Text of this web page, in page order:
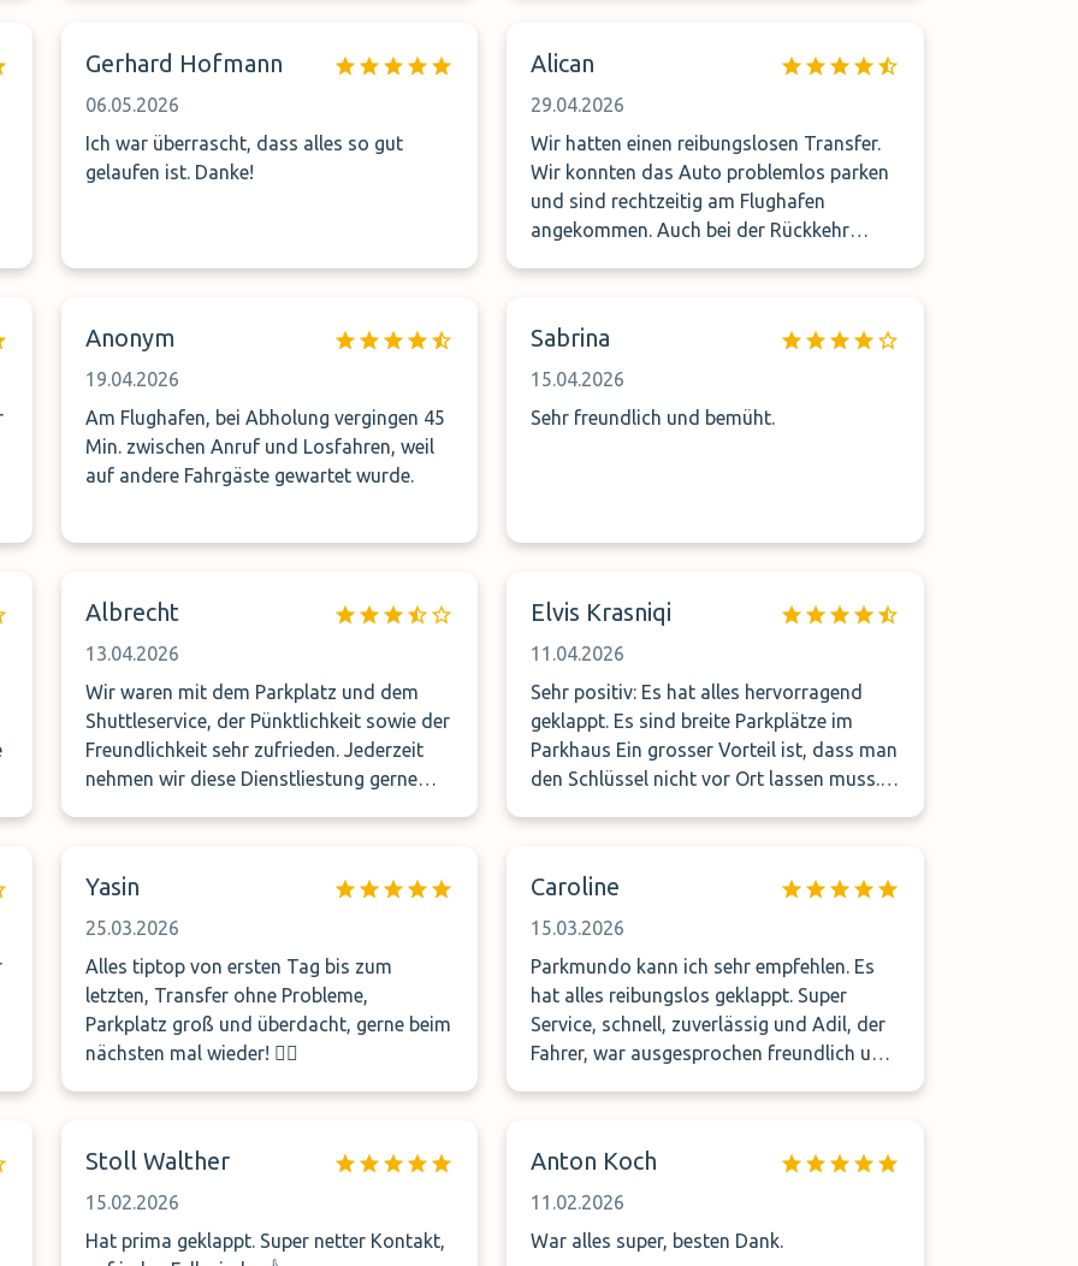
Gerhard Hofmann
06.05.2026
Ich war überrascht, dass alles so gut
gelaufen ist. Danke!
Alican
29.04.2026
Wir hatten einen reibungslosen Transfer.
Wir konnten das Auto problemlos parken
und sind rechtzeitig am Flughafen
angekommen. Auch bei der Rückkehr
Anonym
19.04.2026
Am Flughafen, bei Abholung vergingen 45
Min. zwischen Anruf und Losfahren, weil
auf andere Fahrgäste gewartet wurde.
Sabrina
15.04.2026
Sehr freundlich und bemüht.
Albrecht
13.04.2026
Wir waren mit dem Parkplatz und dem
Shuttleservice, der Pünktlichkeit sowie der
Freundlichkeit sehr zufrieden. Jederzeit
nehmen wir diese Dienstliestung gerne
Elvis Krasniqi
11.04.2026
Sehr positiv: Es hat alles hervorragend
geklappt. Es sind breite Parkplätze im
Parkhaus Ein grosser Vorteil ist, dass man
den Schlüssel nicht vor Ort lassen muss.
Yasin
25.03.2026
Alles tiptop von ersten Tag bis zum
letzten, Transfer ohne Probleme,
Parkplatz groß und überdacht, gerne beim
nächsten mal wieder! 👍🏼
Caroline
15.03.2026
Parkmundo kann ich sehr empfehlen. Es
hat alles reibungslos geklappt. Super
Service, schnell, zuverlässig und Adil, der
Fahrer, war ausgesprochen freundlich und
Stoll Walther
15.02.2026
Hat prima geklappt. Super netter Kontakt,
Anton Koch
11.02.2026
War alles super, besten Dank.